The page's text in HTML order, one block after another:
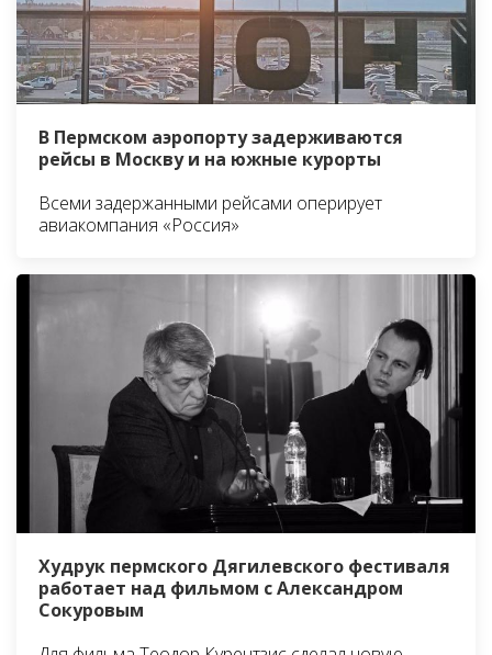
В Пермском аэропорту задерживаются
рейсы в Москву и на южные курорты
Всеми задержанными рейсами оперирует
авиакомпания «Россия»
Худрук пермского Дягилевского фестиваля
работает над фильмом с Александром
Сокуровым